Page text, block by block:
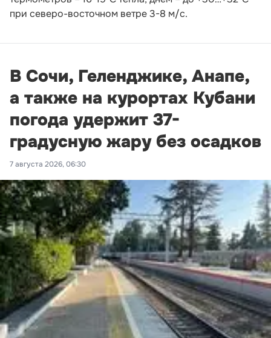
при северо-восточном ветре 3-8 м/с.
В Сочи, Геленджике, Анапе,
а также на курортах Кубани
погода удержит 37-
градусную жару без осадков
7 августа 2026, 06:30